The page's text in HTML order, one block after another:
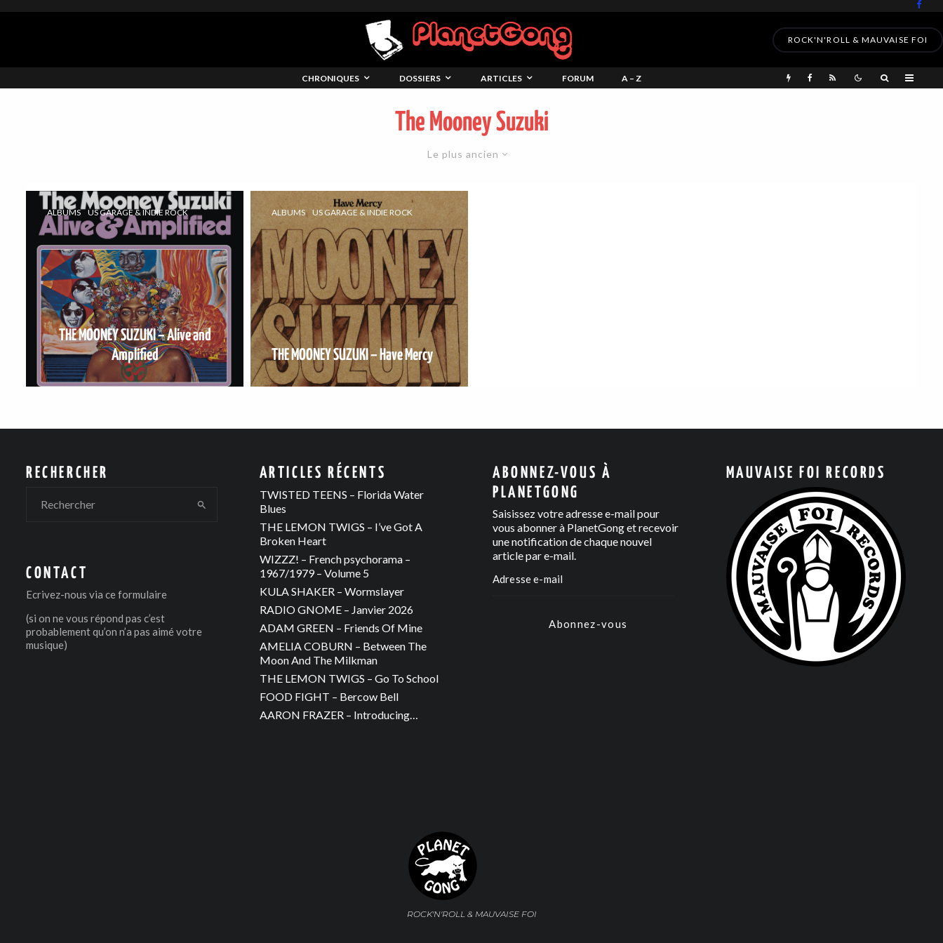
ROCK'N'ROLL & MAUVAISE FOI
CHRONIQUES DOSSIERS ARTICLES FORUM A – Z
The Mooney Suzuki
Le plus ancien
ALBUMS US GARAGE & INDIE ROCK
THE MOONEY SUZUKI – Alive and
Amplified
ALBUMS US GARAGE & INDIE ROCK
THE MOONEY SUZUKI – Have Mercy
RECHERCHER
CONTACT
Ecrivez-nous via ce formulaire
(si on ne vous répond pas c’est
probablement qu’on n’a pas aimé votre
musique)
ARTICLES RÉCENTS
TWISTED TEENS – Florida Water
Blues
THE LEMON TWIGS – I’ve Got A
Broken Heart
WIZZZ! – French psychorama –
1967/1979 – Volume 5
KULA SHAKER – Wormslayer
RADIO GNOME – Janvier 2026
ADAM GREEN – Friends Of Mine
AMELIA COBURN – Between The
Moon And The Milkman
THE LEMON TWIGS – Go To School
FOOD FIGHT – Bercow Bell
AARON FRAZER – Introducing…
ABONNEZ-VOUS À
PLANETGONG
Saisissez votre adresse e-mail pour
vous abonner à PlanetGong et recevoir
une notification de chaque nouvel
article par e-mail.
Abonnez-vous
MAUVAISE FOI RECORDS
ROCK'N'ROLL & MAUVAISE FOI